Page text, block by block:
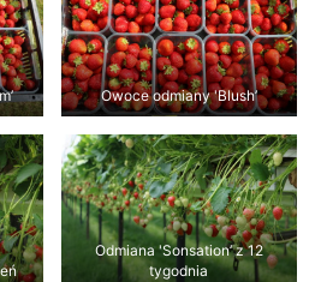
Owoce odmiany 'Blush’
Odmiana 'Sonsation’ z 12
tygodnia